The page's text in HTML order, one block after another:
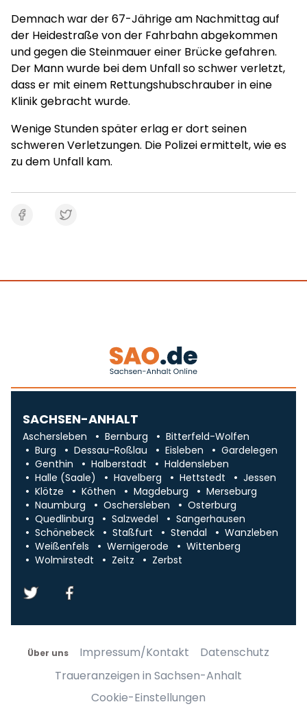
Demnach war der 67-Jährige am Nachmittag auf
der Heidestraße von der Fahrbahn abgekommen
und gegen die Steinmauer einer Brücke gefahren.
Der Mann wurde bei dem Unfall so schwer verletzt,
dass er mit einem Rettungshubschrauber in eine
Klinik gebracht wurde.
Wenige Stunden später erlag er dort seinen
schweren Verletzungen. Die Polizei ermittelt, wie es
zu dem Unfall kam.
SACHSEN-ANHALT
Aschersleben Bernburg
Bitterfeld-Wolfen
Burg
Dessau-Roßlau Eisleben
Gardelegen
Genthin
Halberstadt
Haldensleben
Halle (Saale)
Havelberg Hettstedt
Jessen
Klötze
Köthen Magdeburg
Merseburg
Naumburg
Oschersleben
Osterburg
Quedlinburg
Salzwedel
Sangerhausen
Schönebeck
Staßfurt Stendal
Wanzleben
Weißenfels
Wernigerode
Wittenberg
Wolmirstedt
Zeitz Zerbst
Über uns Impressum/Kontakt
Datenschutz
Traueranzeigen in Sachsen-Anhalt
Cookie-Einstellungen